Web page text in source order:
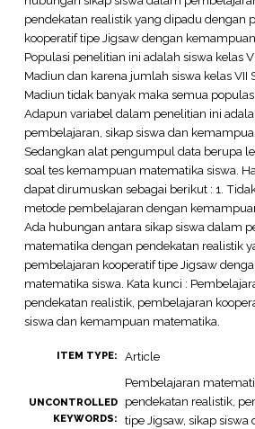
pendekatan realistik yang dipadu dengan
kooperatif tipe Jigsaw dengan
Populasi penelitian ini adalah siswa kelas
Madiun dan karena jumlah siswa kelas VII
Madiun tidak banyak maka semua
Adapun variabel dalam penelitian ini
pembelajaran, sikap siswa dan
Sedangkan alat pengumpul data berupa
soal tes kemampuan matematika siswa.
dapat dirumuskan sebagai berikut : 1.
metode pembelajaran dengan
Ada hubungan antara sikap siswa dalam
matematika dengan pendekatan realistik
pembelajaran kooperatif tipe Jigsaw
matematika siswa. Kata kunci :
pendekatan realistik, pembelajaran
siswa dan kemampuan matematika.
ITEM TYPE: Article
UNCONTROLLED
KEYWORDS:
Pembelajaran
pendekatan realistik,
tipe Jigsaw, sikap